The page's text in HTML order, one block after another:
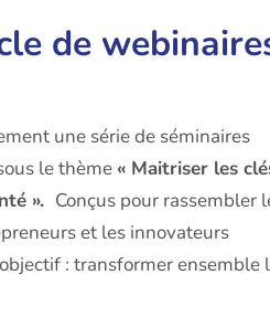
de
une série de séminaires
le thème « Maitriser les
». Conçus pour rassembler
et les innovateurs
: transformer ensemble